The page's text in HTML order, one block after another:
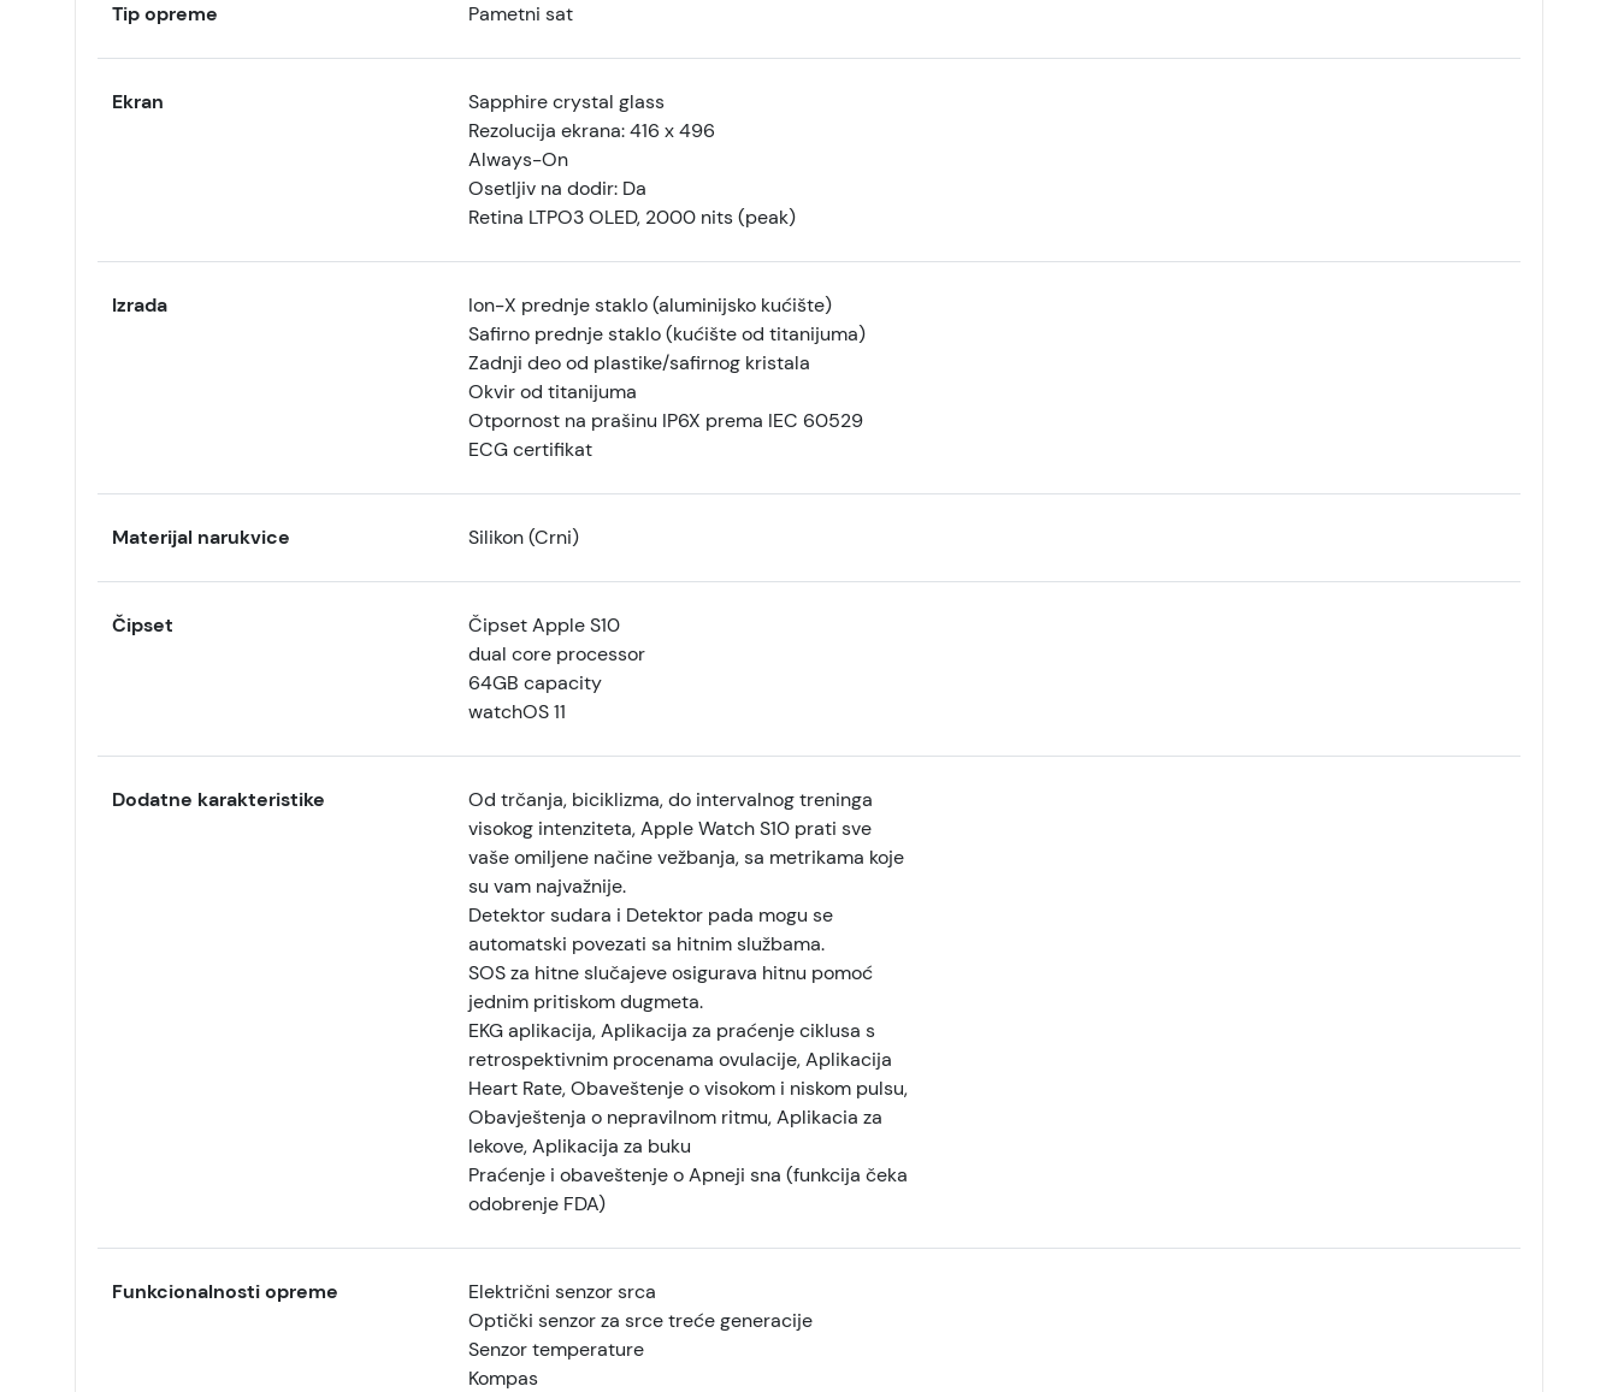
Tip opreme Pametni sat
Ekran
Sapphire crystal glass
Rezolucija ekrana: 416 x 496
Always-On
Osetljiv na dodir: Da
Retina LTPO3 OLED, 2000 nits (peak)
Izrada
Ion-X prednje staklo (aluminijsko kućište)
Safirno prednje staklo (kućište od titanijuma)
Zadnji deo od plastike/safirnog kristala
Okvir od titanijuma
Otpornost na prašinu IP6X prema IEC 60529
ECG certifikat
Materijal narukvice Silikon (Crni)
Čipset
Čipset Apple S10
dual core processor
64GB capacity
watchOS 11
Dodatne karakteristike
Od trčanja, biciklizma, do intervalnog treninga
visokog intenziteta, Apple Watch S10 prati sve
vaše omiljene načine vežbanja, sa metrikama koje
su vam najvažnije.
Detektor sudara i Detektor pada mogu se
automatski povezati sa hitnim službama.
SOS za hitne slučajeve osigurava hitnu pomoć
jednim pritiskom dugmeta.
EKG aplikacija, Aplikacija za praćenje ciklusa s
retrospektivnim procenama ovulacije, Aplikacija
Heart Rate, Obaveštenje o visokom i niskom pulsu,
Obavještenja o nepravilnom ritmu, Aplikacia za
lekove, Aplikacija za buku
Praćenje i obaveštenje o Apneji sna (funkcija čeka
odobrenje FDA)
Funkcionalnosti opreme
Električni senzor srca
Optički senzor za srce treće generacije
Senzor temperature
Kompas